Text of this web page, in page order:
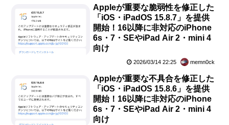
Appleが重要な脆弱性を修正した
「iOS・iPadOS 15.8.7」を提供
開始！16以降に非対応のiPhone
6s・7・SEやiPad Air 2・mini 4
向け
2026/03/14 22:25 memn0ck
Appleが重要な不具合を修正した
「iOS・iPadOS 15.8.6」を提供
開始！16以降に非対応のiPhone
6s・7・SEやiPad Air 2・mini 4
向け